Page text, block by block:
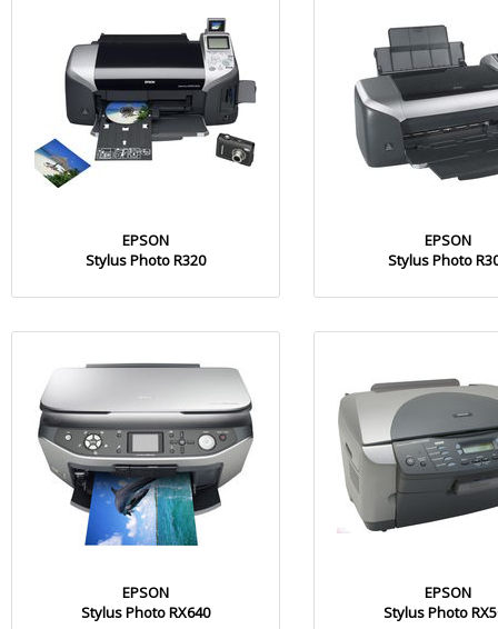
EPSON
Stylus Photo R320
EPSON
Stylus Photo
EPSON
Stylus Photo RX640
EPSON
Stylus Photo